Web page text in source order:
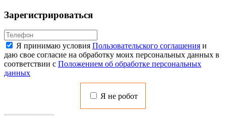
Зарегистрироваться
Я принимаю условия Пользовательского соглашения и
даю свое согласие на обработку моих персональных данных в
соответствии с Положением об обработке персональных
данных
Я не робот